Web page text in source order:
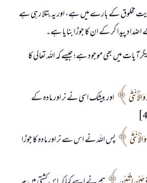
مخلوق کے بارے میں ہے، اور یہ بتلا رہی ہے
پیدا کر کے ان کا جوڑا بنایا ہے۔
میں بھی موجود ہے؛ جیسے کہ اللہ تعالی کا
اور بیشک اسی نے نر اور مادہ کے
پس اللہ نے اس سے نر اور مادہ کا جوڑا